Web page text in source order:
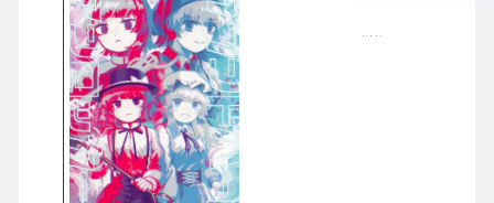
…..